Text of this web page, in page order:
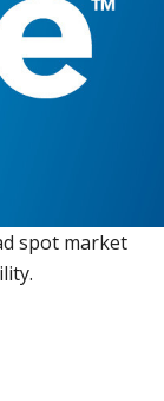
spot market